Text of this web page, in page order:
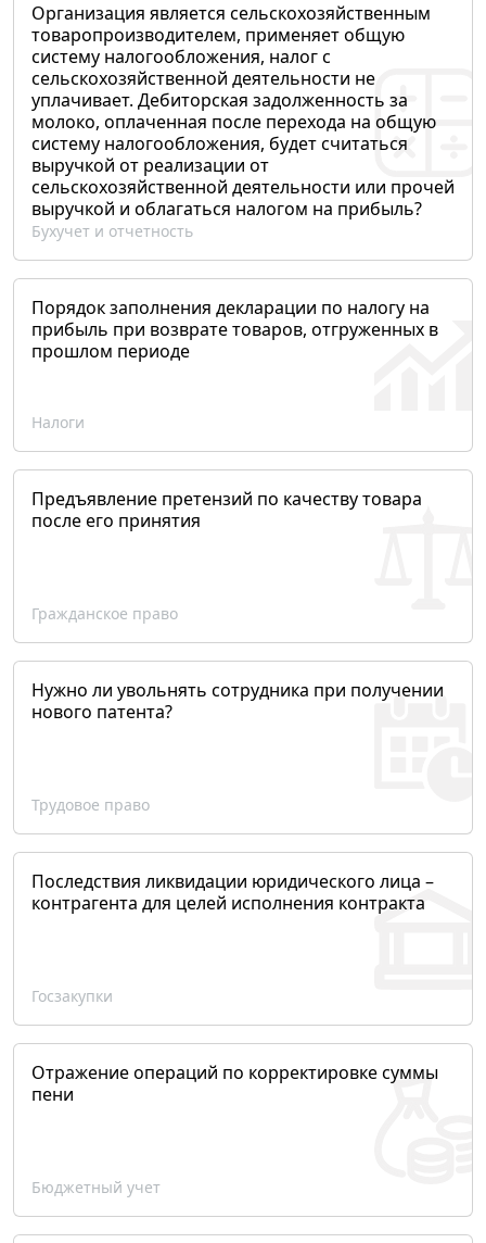
Организация является сельскохозяйственным
товаропроизводителем, применяет общую
систему налогообложения, налог с
сельскохозяйственной деятельности не
уплачивает. Дебиторская задолженность за
молоко, оплаченная после перехода на общую
систему налогообложения, будет считаться
выручкой от реализации от
сельскохозяйственной деятельности или прочей
выручкой и облагаться налогом на прибыль?
Бухучет и отчетность
Порядок заполнения декларации по налогу на
прибыль при возврате товаров, отгруженных в
прошлом периоде
Налоги
Предъявление претензий по качеству товара
после его принятия
Гражданское право
Нужно ли увольнять сотрудника при получении
нового патента?
Трудовое право
Последствия ликвидации юридического лица –
контрагента для целей исполнения контракта
Госзакупки
Отражение операций по корректировке суммы
пени
Бюджетный учет